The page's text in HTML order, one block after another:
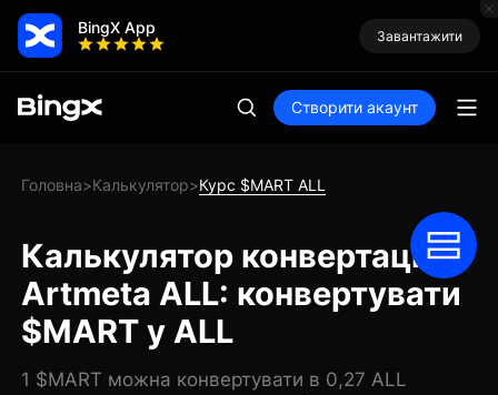
BingX App Завантажити
Створити акаунт
Головна>Калькулятор>Курс $MART ALL
Калькулятор конвертації
Artmeta ALL: конвертувати
$MART у ALL
1 $MART можна конвертувати в 0,27 ALL